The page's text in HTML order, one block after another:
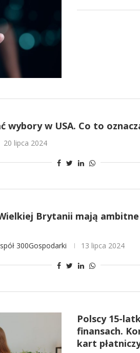
wybory w USA. Co to
20 lipca 2024
Brytanii mają
300Gospodarki 13 lipca 2024
Polscy 15-
finansach.
kart